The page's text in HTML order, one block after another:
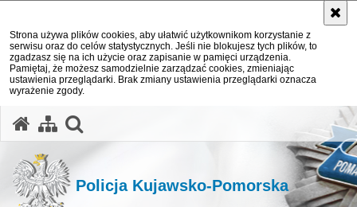
Strona używa plików cookies, aby ułatwić użytkownikom korzystanie z
serwisu oraz do celów statystycznych. Jeśli nie blokujesz tych plików, to
zgadzasz się na ich użycie oraz zapisanie w pamięci urządzenia.
Pamiętaj, że możesz samodzielnie zarządzać cookies, zmieniając
ustawienia przeglądarki. Brak zmiany ustawienia przeglądarki oznacza
wyrażenie zgody.
Policja Kujawsko-Pomorska